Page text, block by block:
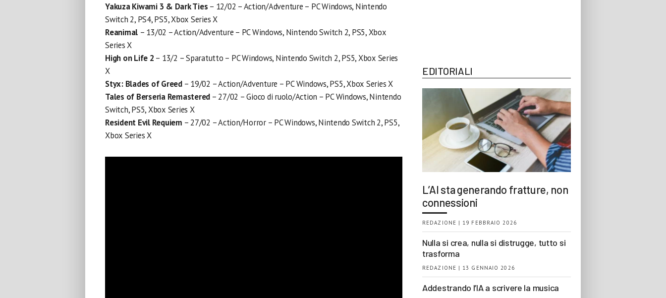
Yakuza Kiwami 3 & Dark Ties – 12/02 – Action/Adventure – PC Windows, Nintendo
Switch 2, PS4, PS5, Xbox Series X
Reanimal – 13/02 – Action/Adventure – PC Windows, Nintendo Switch 2, PS5, Xbox
Series X
High on Life 2 – 13/2 – Sparatutto – PC Windows, Nintendo Switch 2, PS5, Xbox Series
X
Styx: Blades of Greed– 19/02 – Action/Adventure – PC Windows, PS5, Xbox Series X
Tales of Berseria Remastered – 27/02 – Gioco di ruolo/Action – PC Windows, Nintendo
Switch, PS5, Xbox Series X
Resident Evil Requiem – 27/02 – Action/Horror – PC Windows, Nintendo Switch 2, PS5,
Xbox Series X
EDITORIALI
L’AI sta generando fratture, non
connessioni
REDAZIONE | 19 FEBBRAIO 2026
Nulla si crea, nulla si distrugge, tutto si
trasforma
REDAZIONE | 13 GENNAIO 2026
Addestrando l’IA a scrivere la musica